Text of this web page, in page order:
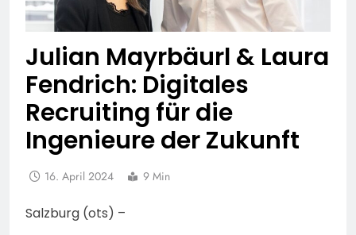
Julian Mayrbäurl & Laura
Fendrich: Digitales
Recruiting für die
Ingenieure der Zukunft
16. April 2024 9 Min
Salzburg (ots) –